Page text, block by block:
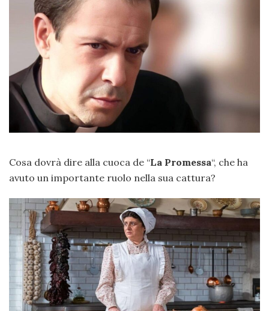
Cosa dovrà dire alla cuoca de “La Promessa“, che ha
avuto un importante ruolo nella sua cattura?